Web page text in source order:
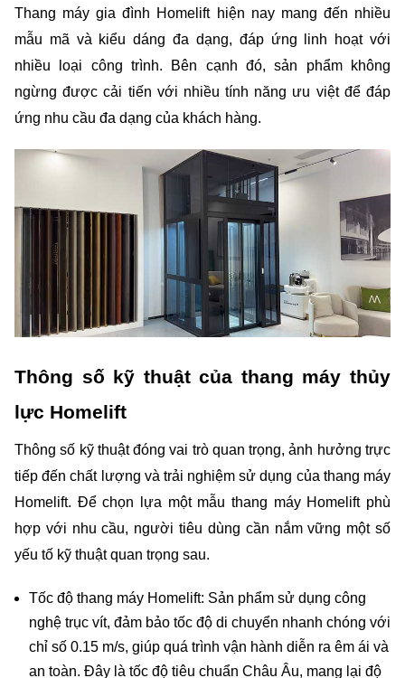
Thang máy gia đình Homelift hiện nay mang đến nhiều
mẫu mã và kiểu dáng đa dạng, đáp ứng linh hoạt với
nhiều loại công trình. Bên cạnh đó, sản phẩm không
ngừng được cải tiến với nhiều tính năng ưu việt để đáp
ứng nhu cầu đa dạng của khách hàng.
Thông số kỹ thuật của thang máy thủy
lực Homelift
Thông số kỹ thuật đóng vai trò quan trọng, ảnh hưởng trực
tiếp đến chất lượng và trải nghiệm sử dụng của thang máy
Homelift. Để chọn lựa một mẫu thang máy Homelift phù
hợp với nhu cầu, người tiêu dùng cần nắm vững một số
yếu tố kỹ thuật quan trọng sau.
Tốc độ thang máy Homelift: Sản phẩm sử dụng công
nghệ trục vít, đảm bảo tốc độ di chuyển nhanh chóng với
chỉ số 0.15 m/s, giúp quá trình vận hành diễn ra êm ái và
an toàn. Đây là tốc độ tiêu chuẩn Châu Âu, mang lại độ